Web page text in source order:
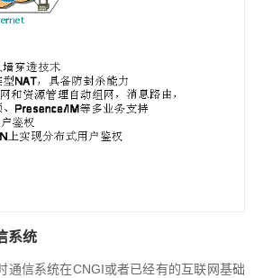
系统
通信系统在CNGI或者已经有的互联网基础